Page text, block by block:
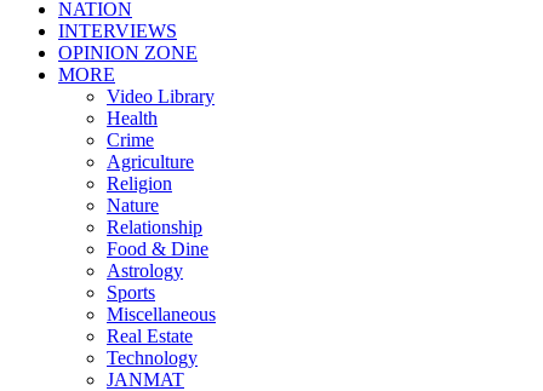
NATION
INTERVIEWS
OPINION ZONE
MORE
Video Library
Health
Crime
Agriculture
Religion
Nature
Relationship
Food & Dine
Astrology
Sports
Miscellaneous
Real Estate
Technology
JANMAT